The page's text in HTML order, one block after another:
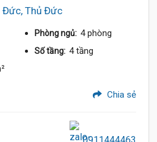
Đức, Thủ Đức
Phòng ngủ: 4 phòng
Số tầng: 4 tầng
Chia sẻ
0911444463